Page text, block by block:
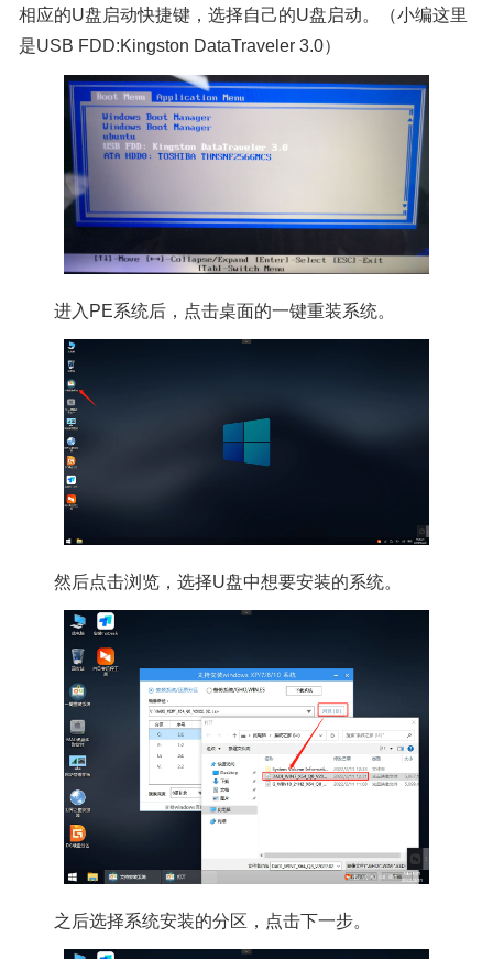
相应的U盘启动快捷键，选择自己的U盘启动。（小编这里
是USB FDD:Kingston DataTraveler 3.0）
进入PE系统后，点击桌面的一键重装系统。
然后点击浏览，选择U盘中想要安装的系统。
之后选择系统安装的分区，点击下一步。